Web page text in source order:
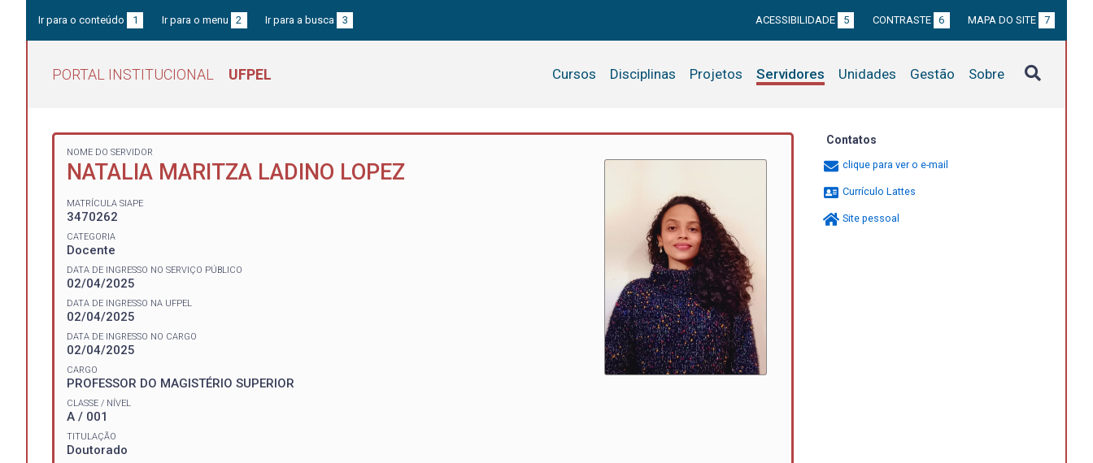
Ir para o conteúdo 1 Ir para o menu 2 Ir para a busca 3 ACESSIBILIDADE 5 CONTRASTE 6 MAPA DO SITE 7
PORTAL INSTITUCIONAL UFPEL Cursos Disciplinas Projetos Servidores Unidades Gestão Sobre
NOME DO SERVIDOR
NATALIA MARITZA LADINO LOPEZ
MATRÍCULA SIAPE
3470262
CATEGORIA
Docente
DATA DE INGRESSO NO SERVIÇO PÚBLICO
02/04/2025
DATA DE INGRESSO NA UFPEL
02/04/2025
DATA DE INGRESSO NO CARGO
02/04/2025
CARGO
PROFESSOR DO MAGISTÉRIO SUPERIOR
CLASSE / NÍVEL
A / 001
TITULAÇÃO
Doutorado
Contatos
clique para ver o e-mail
Currículo Lattes
Site pessoal